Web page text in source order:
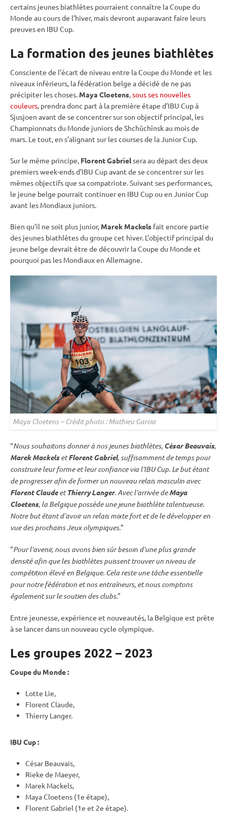
certains jeunes biathlètes pourraient connaître laCoupe du
Monde au cours de l’hiver, mais devront auparavant faire leurs
preuves en IBU Cup.
La formation des jeunes biathlètes
Consciente de l’écart de niveau entre laCoupe du Monde et les
niveaux inférieurs, la fédération belge a décidé de ne pas
précipiter les choses. Maya Cloetens,sous ses nouvelles
couleurs, prendra donc part à la première étape d’IBU Cupà
Sjusjoen avant de se concentrer sur son objectif principal, les
Championnats du Monde juniors de Shchūchīnsk au mois de
mars. Le tout, en s’alignant sur les courses de laJunior Cup.
Sur le même principe, Florent Gabrielsera au départ des deux
premiers week-ends d’IBU Cupavant de se concentrer sur les
mêmes objectifs que sa compatriote. Suivant ses performances,
le jeune belge pourrait continuer en IBU Cupou en Junior Cup
avant les Mondiaux juniors.
Bien qu’il ne soit plus junior, Marek Mackels fait encore partie
des jeunes biathlètes du groupe cet hiver. L’objectif principal du
jeune belge devrait être de découvrir laCoupe du Monde et
pourquoi pas les Mondiaux en Allemagne.
Maya Cloetens – Crédit photo : Mathieu Garcia
“Nous souhaitons donner à nos jeunes biathlètes, César Beauvais,
Marek MackelsetFlorent Gabriel, suffisamment de temps pour
construire leur forme et leur confiance via l’IBUCup. Le but étant
de progresser afin de former un nouveaurelaismasculin avec
Florent ClaudeetThierry Langer. Avec l’arrivée deMaya
Cloetens, la Belgique possède une jeune biathlète talentueuse.
Notre but étant d’avoir un relaismixtefort et de le développer en
vue des prochainsJeux olympiques.”
“Pour l’avenir, nous avons bien sûr besoin d’une plus grande
densité afin que les biathlètes puissent trouver un niveau de
compétition élevé en Belgique. Cela reste une tâche essentielle
pour notre fédération et nos entraîneurs, et nous comptons
également sur le soutien des clubs.”
Entre jeunesse, expérience et nouveautés, la Belgique est prête
à se lancer dans un nouveau cycle olympique.
Les groupes 2022 – 2023
Coupe du Monde:
Lotte Lie,
Florent Claude,
Thierry Langer.
IBU Cup:
César Beauvais,
Rieke de Maeyer,
Marek Mackels,
Maya Cloetens (1e étape),
Florent Gabriel (1e et 2e étape).